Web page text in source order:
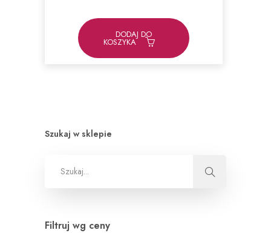
DODAJ DO
KOSZYKA
Szukaj w sklepie
Filtruj wg ceny